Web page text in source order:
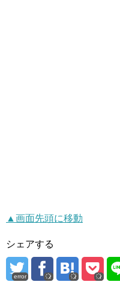
▲画面先頭に移動
シェアする
error